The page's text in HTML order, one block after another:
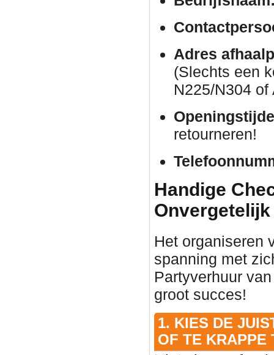
Adres
(Slechts een
N225/N304 of
retourneren!
Handige
Het organiseren
spanning met
Partyverhuur
groot succes!
1. KIES DE
OF TE KRAPPE